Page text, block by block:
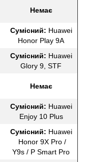
Немає
Сумісний: Huawei
Honor Play 9A
Сумісний: Huawei
Glory 9, STF
Немає
Сумісний: Huawei
Enjoy 10 Plus
Сумісний: Huawei
Honor 9X Pro /
Y9s / P Smart Pro